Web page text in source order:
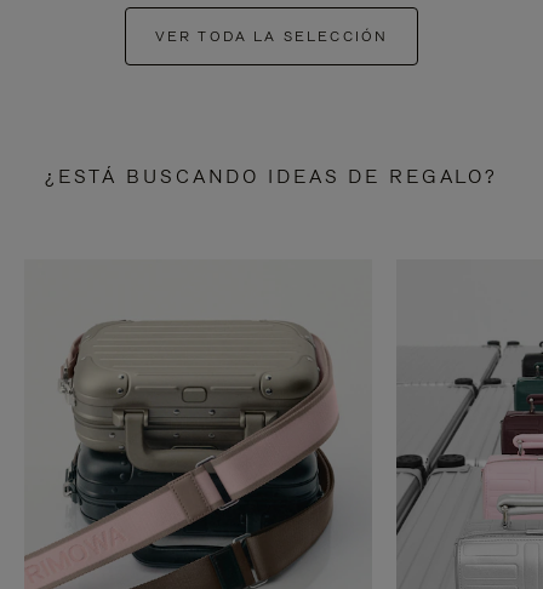
VER TODA LA SELECCIÓN
¿ESTÁ BUSCANDO IDEAS DE REGALO?